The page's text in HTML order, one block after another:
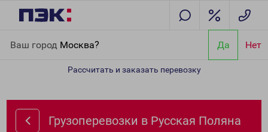
Ваш город Москва? Да Нет
Рассчитать и заказать перевозку
Грузоперевозки в Русская Поляна